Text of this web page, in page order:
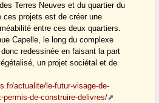
Terres Neuves et du quartier du
ces projets est de créer une
entre ces deux quartiers.
Capelle, le long du complexe
redessinée en faisant la part
un projet sociétal et de
actualite/le-futur-visage-de-
permis-de-construire-delivres/